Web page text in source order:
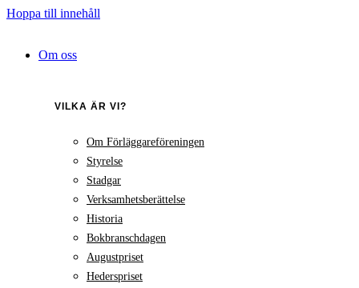
Hoppa till innehåll
Om oss
VILKA ÄR VI?
Om Förläggareföreningen
Styrelse
Stadgar
Verksamhetsberättelse
Historia
Bokbranschdagen
Augustpriset
Hederspriset